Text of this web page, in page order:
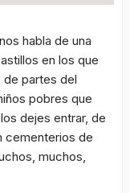
nos habla de una
en los que
de partes del
pobres que
dejes entrar, de
cementerios de
muchos,